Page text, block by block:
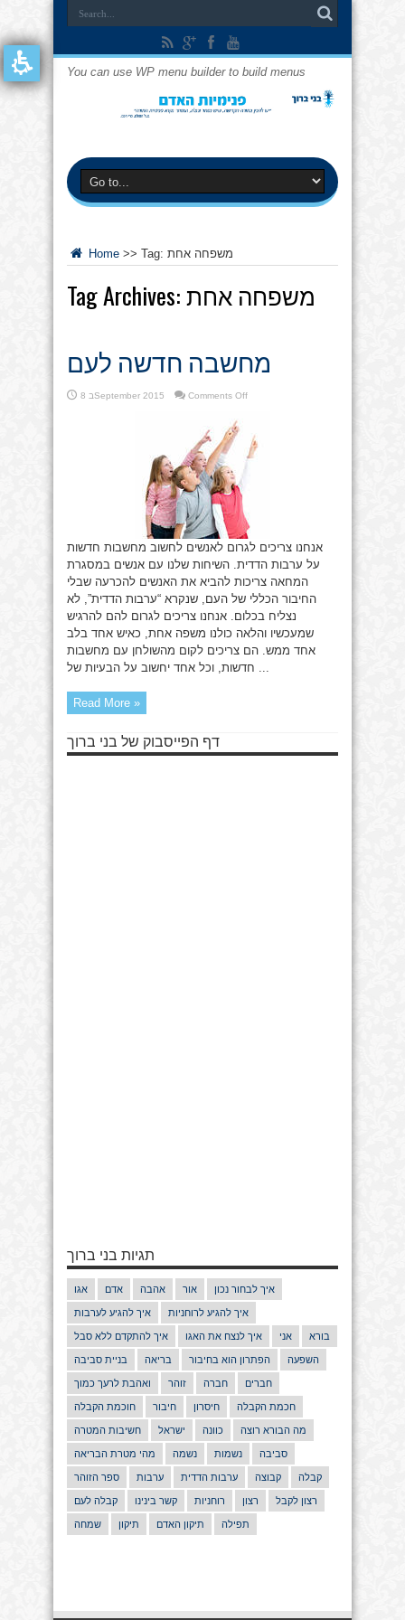
You can use WP menu builder to build menus
Home >> Tag: משפחה אחת
Tag Archives:משפחה אחת
מחשבה חדשה לעם
8 בSeptember 2015 Comments Offon
אנחנו צריכים לגרום לאנשים לחשוב מחשבות חדשות
על ערבות הדדית. השיחות שלנו עם אנשים במסגרת
המחאה צריכות להביא את האנשים להכרעה שבלי
החיבור הכללי של העם, שנקרא “ערבות הדדית”, לא
נצליח בכלום. אנחנו צריכים לגרום להם להרגיש
שמעכשיו והלאה כולנו משפה אחת, כאיש אחד בלב
אחד ממש. הם צריכים לקום מהשולחן עם מחשבות
חדשות, וכל אחד יחשוב על הבעיות של ...
Read More »
דף הפייסבוק של בני ברוך
תגיות בני ברוך
אגו אדם אהבה אור איך לבחור נכון
איך להגיע לערבות איך להגיע לרוחניות
איך להתקדם ללא סבל איך לנצח את האגו אני בורא
בניית סביבה בריאה הפתרון הוא בחיבור השפעה
ואהבת לרעך כמוך זוהר חברה חברים
חוכמת הקבלה חיבור חיסרון חכמת הקבלה
חשיבות המטרה ישראל כוונה מה הבורא רוצה
מהי מטרת הבריאה נשמה נשמות סביבה
ספר הזוהר ערבות ערבות הדדית קבוצה קבלה
קבלה לעם קשר בינינו רוחניות רצון רצון לקבל
שמחה תיקון תיקון האדם תפילה